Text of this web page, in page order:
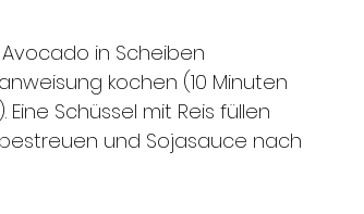
kochen (10 Minuten
Schüssel mit Reis füllen
und Sojasauce nach